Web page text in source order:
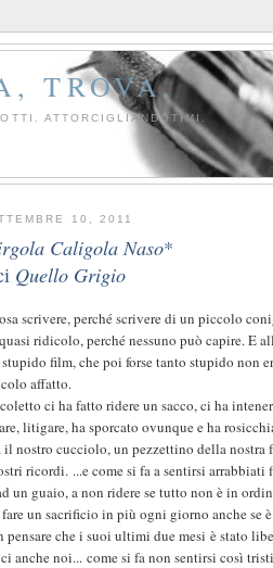
TROVA.
ATTORCIGLIANDOTIMI.
10, 2011
Caligola Naso*
Quello Grigio
scrivere, perché scrivere di un piccolo
ridicolo, perché nessuno può capire. E
film, che poi forse tanto stupido non
affatto.
ci ha fatto ridere un sacco, ci ha
litigare, ha sporcato ovunque e ha
il nostro cucciolo, un pezzettino della nostra
ricordi. ...e come si fa a sentirsi arrabbiati
un guaio, a non ridere se tutto non è in
un sacrificio in più ogni giorno anche se
pensare che i suoi ultimi due mesi è stato
anche noi... come si fa non sentirsi così